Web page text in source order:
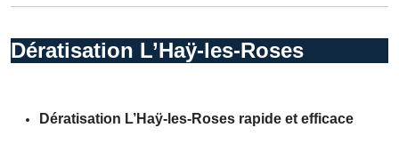
Dératisation L’Haÿ-les-Roses
Dératisation L’Haÿ-les-Roses rapide et efficace